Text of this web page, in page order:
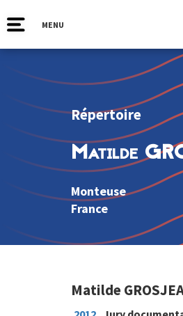
MENU
Répertoire
Matilde
Monteuse
France
Matilde